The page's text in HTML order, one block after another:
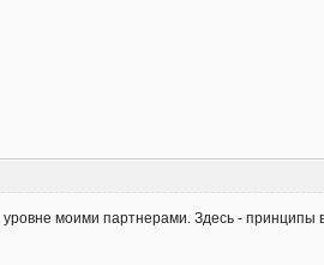
моими партнерами. Здесь - принципы